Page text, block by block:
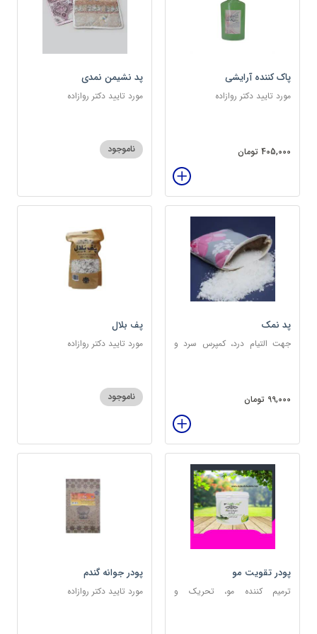
پاک کننده آرایشی
مورد تایید دکتر روازاده
405,000 تومان
پد نشیمن نمدی
مورد تایید دکتر روازاده
ناموجود
پد نمک
جهت التیام درد، کمپرس سرد و
99,000 تومان
پف بلال
مورد تایید دکتر روازاده
ناموجود
پودر تقویت مو
ترمیم کننده مو، تحریک و
پودر جوانه گندم
مورد تایید دکتر روازاده